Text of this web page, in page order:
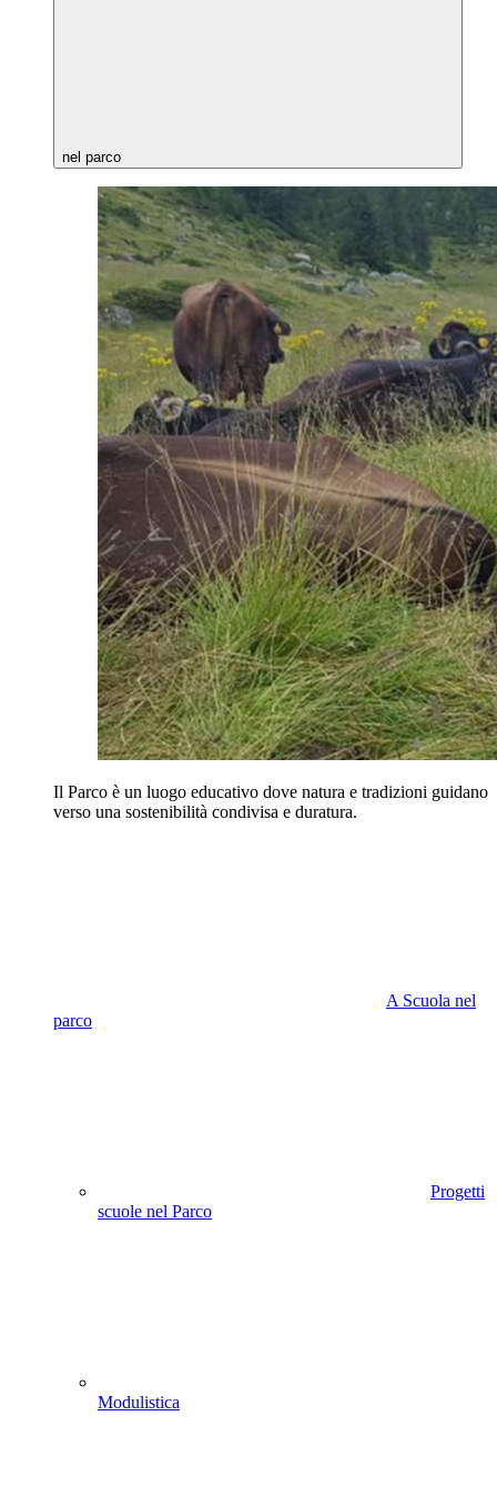
nel parco
Il Parco è un luogo educativo dove natura e tradizioni guidano
verso una sostenibilità condivisa e duratura.
A Scuola nel
parco
Progetti
scuole nel Parco
Modulistica